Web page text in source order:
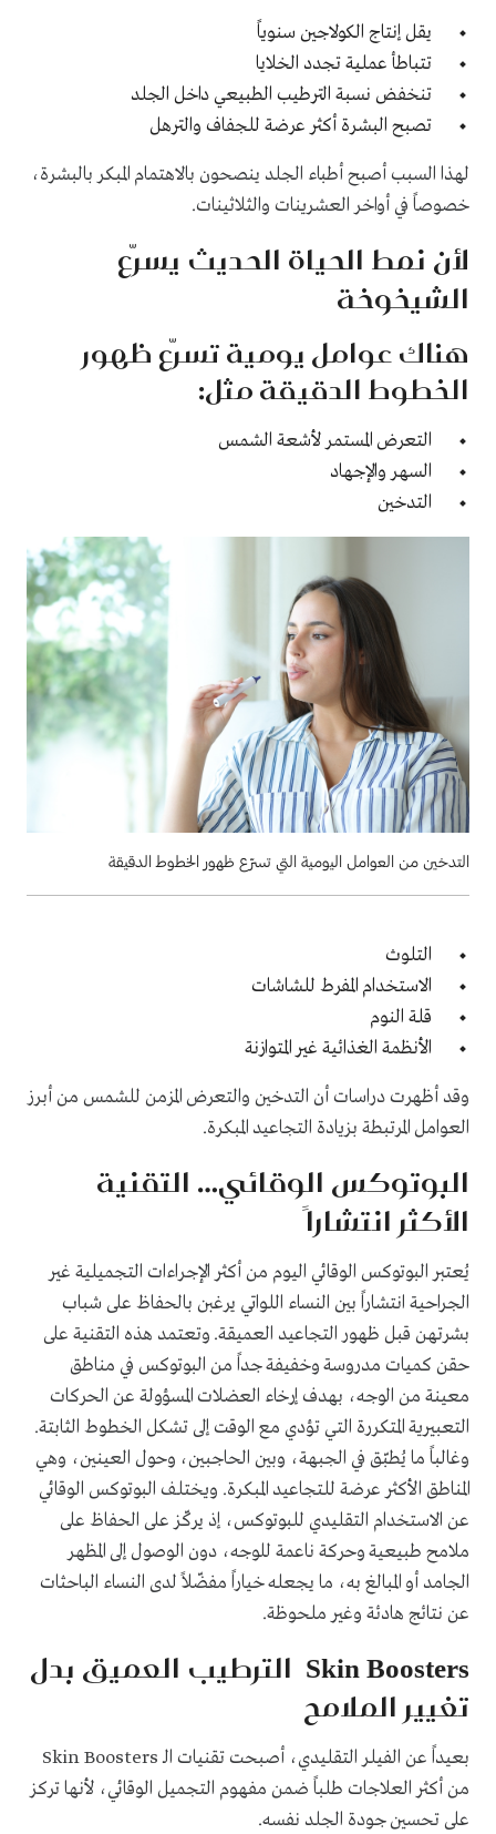
يقل إنتاج الكولاجين سنوياً
تتباطأ عملية تجدد الخلايا
تنخفض نسبة الترطيب الطبيعي داخل الجلد
تصبح البشرة أكثر عرضة للجفاف والترهل
لهذا السبب أصبح أطباء الجلد ينصحون بالاهتمام المبكر بالبشرة،
خصوصاً في أواخر العشرينات والثلاثينات.
لأن نمط الحياة الحديث يسرّع
الشيخوخة
هناك عوامل يومية تسرّع ظهور
الخطوط الدقيقة مثل:
التعرض المستمر لأشعة الشمس
السهر والإجهاد
التدخين
التدخين من العوامل اليومية التي تسرّع ظهور الخطوط الدقيقة
التلوث
الاستخدام المفرط للشاشات
قلة النوم
الأنظمة الغذائية غير المتوازنة
وقد أظهرت دراسات أن التدخين والتعرض المزمن للشمس من أبرز
العوامل المرتبطة بزيادة التجاعيد المبكرة.
البوتوكس الوقائي… التقنية
الأكثر انتشاراً
يُعتبر البوتوكس الوقائي اليوم من أكثر الإجراءات التجميلية غير
الجراحية انتشاراً بين النساء اللواتي يرغبن بالحفاظ على شباب
بشرتهن قبل ظهور التجاعيد العميقة. وتعتمد هذه التقنية على
حقن كميات مدروسة وخفيفة جداً من البوتوكس في مناطق
معينة من الوجه، بهدف إرخاء العضلات المسؤولة عن الحركات
التعبيرية المتكررة التي تؤدي مع الوقت إلى تشكل الخطوط الثابتة.
وغالباً ما يُطبّق في الجبهة، وبين الحاجبين، وحول العينين، وهي
المناطق الأكثر عرضة للتجاعيد المبكرة. ويختلف البوتوكس الوقائي
عن الاستخدام التقليدي للبوتوكس، إذ يركّز على الحفاظ على
ملامح طبيعية وحركة ناعمة للوجه، دون الوصول إلى المظهر
الجامد أو المبالغ به، ما يجعله خياراً مفضّلاً لدى النساء الباحثات
عن نتائج هادئة وغير ملحوظة.
Skin Boosters الترطيب العميق بدل
تغيير الملامح
بعيداً عن الفيلر التقليدي، أصبحت تقنيات الـ Skin Boosters
من أكثر العلاجات طلباً ضمن مفهوم التجميل الوقائي، لأنها تركز
على تحسين جودة الجلد نفسه.